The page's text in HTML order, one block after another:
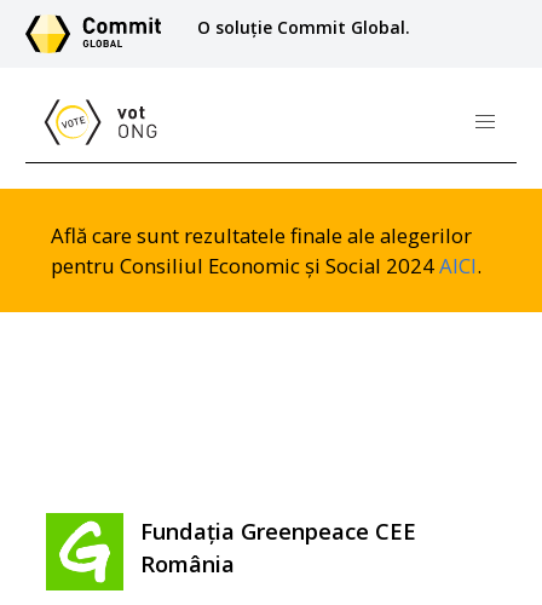
O soluție Commit Global.
Află care sunt rezultatele finale ale alegerilor
pentru Consiliul Economic și Social 2024AICI.
Fundația Greenpeace CEE
România